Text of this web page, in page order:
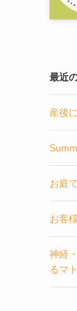
最近
産後
お庭
お客
神経
るマ